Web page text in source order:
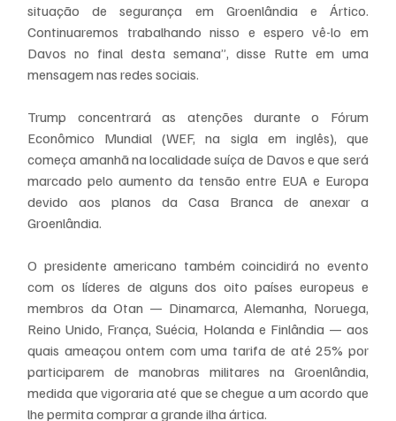
situação de segurança em Groenlândia e Ártico.
Continuaremos trabalhando nisso e espero vê-lo em
Davos no final desta semana”, disse Rutte em uma
mensagem nas redes sociais.
Trump concentrará as atenções durante o Fórum
Econômico Mundial (WEF, na sigla em inglês), que
começa amanhã na localidade suíça de Davos e que será
marcado pelo aumento da tensão entre EUA e Europa
devido aos planos da Casa Branca de anexar a
Groenlândia.
O presidente americano também coincidirá no evento
com os líderes de alguns dos oito países europeus e
membros da Otan — Dinamarca, Alemanha, Noruega,
Reino Unido, França, Suécia, Holanda e Finlândia — aos
quais ameaçou ontem com uma tarifa de até 25% por
participarem de manobras militares na Groenlândia,
medida que vigoraria até que se chegue a um acordo que
lhe permita comprar a grande ilha ártica.